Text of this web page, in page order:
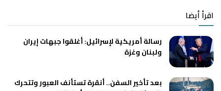
اقرأ أيضا
رسالة أمريكية لإسرائيل: أغلقوا جبهات إيران
ولبنان وغزة
بعد تأخير السفن.. أنقرة تستأنف العبور وتتحرك